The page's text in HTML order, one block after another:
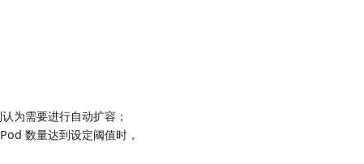
为需要进行自动扩容；
数量达到设定阈值时，